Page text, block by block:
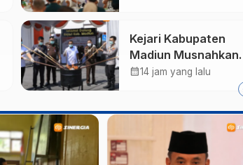
Butuh Penanganan
Cepat
Kejari Kabupaten
Madiun Musnahkan
Barang Bukti 21
Perkara, Didominasi
calendar_month14 jam yang lalu